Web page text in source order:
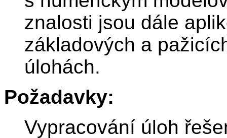
znalosti jsou dále
základových a
úlohách.
Požadavky:
Vypracování úloh